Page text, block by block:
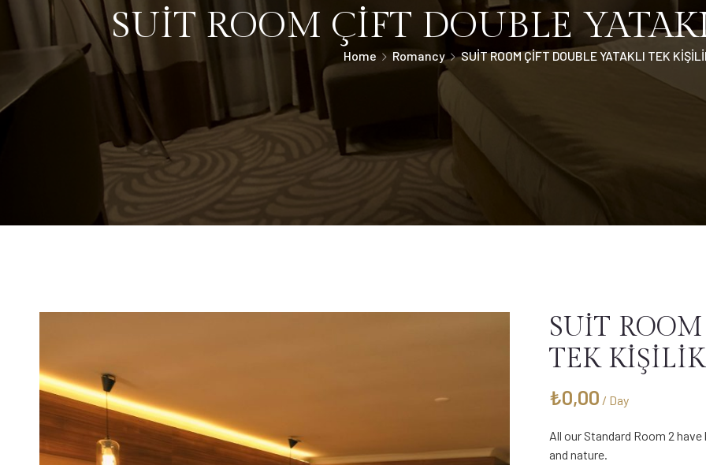
SUİT ROOM ÇİFT DOUBLE
Home Romancy SUİT ROOM ÇİFT DOUBLE YATAKLI TEK
SUİT
TEK KİŞİLİK
₺0,00 / Day
All our Standard Room 2
and nature.